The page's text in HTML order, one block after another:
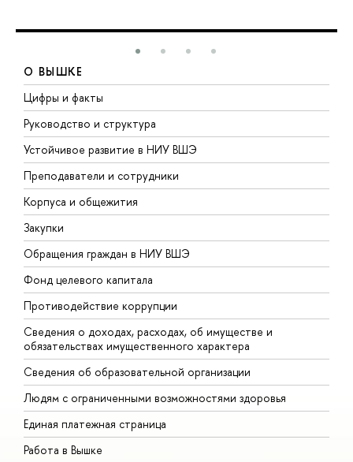
О ВЫШКЕ
Цифры и факты
Руководство и структура
Устойчивое развитие в НИУ ВШЭ
Преподаватели и сотрудники
Корпуса и общежития
Закупки
Обращения граждан в НИУ ВШЭ
Фонд целевого капитала
Противодействие коррупции
Сведения о доходах, расходах, об имуществе и
обязательствах имущественного характера
Сведения об образовательной организации
Людям с ограниченными возможностями здоровья
Единая платежная страница
Работа в Вышке